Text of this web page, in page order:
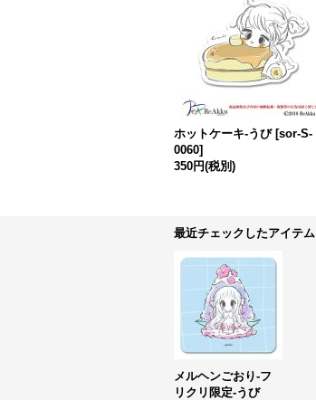
ホットケーキ-うび [sor-S-
0060]
350円(税別)
最近チェックしたアイテム
メルヘンごおり-フ
リクリ限定-うび